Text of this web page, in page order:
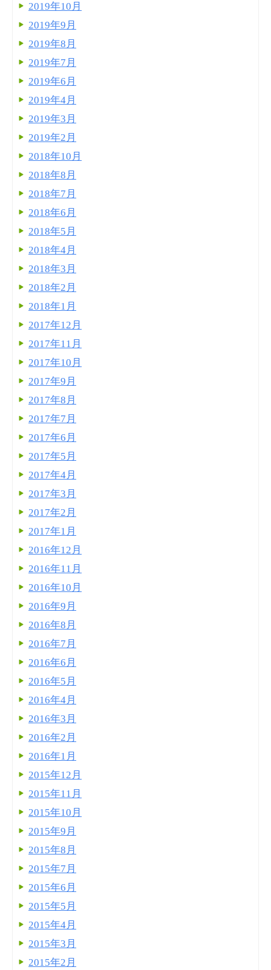
2019年10月
2019年9月
2019年8月
2019年7月
2019年6月
2019年4月
2019年3月
2019年2月
2018年10月
2018年8月
2018年7月
2018年6月
2018年5月
2018年4月
2018年3月
2018年2月
2018年1月
2017年12月
2017年11月
2017年10月
2017年9月
2017年8月
2017年7月
2017年6月
2017年5月
2017年4月
2017年3月
2017年2月
2017年1月
2016年12月
2016年11月
2016年10月
2016年9月
2016年8月
2016年7月
2016年6月
2016年5月
2016年4月
2016年3月
2016年2月
2016年1月
2015年12月
2015年11月
2015年10月
2015年9月
2015年8月
2015年7月
2015年6月
2015年5月
2015年4月
2015年3月
2015年2月